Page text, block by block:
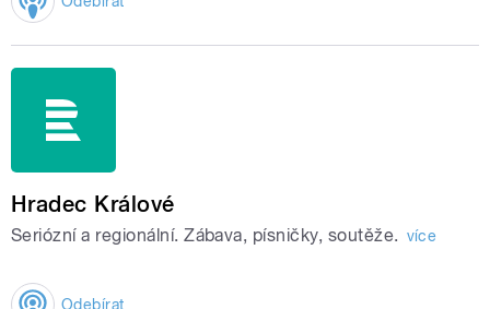
Hradec Králové
Seriózní a regionální. Zábava, písničky, soutěže. více
Odebírat